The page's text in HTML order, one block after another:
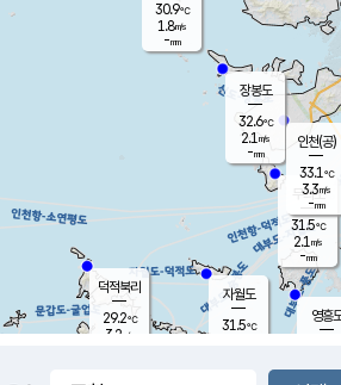
무의도
31.5℃
2.1 m/s
-mm
영흥
30.9℃
1.8m/s
-mm
자월도
31.5℃
장봉도
32.6℃
2.1 m/s
-mm
덕적북리
29.2℃
3.2 m/s
인천(공)
33.1℃
3.3m/s
-mm